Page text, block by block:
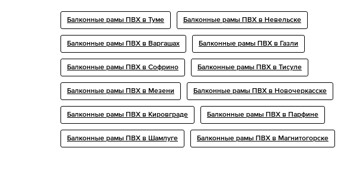
Балконные рамы ПВХ в Туме Балконные рамы ПВХ в Невельске
Балконные рамы ПВХ в Варгашах Балконные рамы ПВХ в Газли
Балконные рамы ПВХ в Софрино Балконные рамы ПВХ в Тисуле
Балконные рамы ПВХ в Мезени Балконные рамы ПВХ в Новочеркасске
Балконные рамы ПВХ в Кировграде Балконные рамы ПВХ в Парфине
Балконные рамы ПВХ в Шамлуге Балконные рамы ПВХ в Магнитогорске